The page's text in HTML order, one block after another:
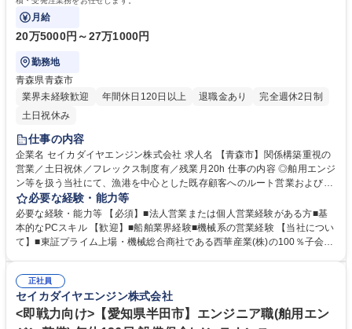
月給
20万5000円～27万1000円
勤務地
青森県青森市
業界未経験歓迎
年間休日120日以上 退職金あり
完全週休2日制
土日祝休み
仕事の内容
企業名 セイカダイヤエンジン株式会社 求人名 【青森市】関係構築重視の
営業／土日祝休／フレックス制度有／残業月20h 仕事の内容 ◎舶用エンジ
ン等を扱う当社にて、漁港を中心とした既存顧客へのルート営業および見
積・受発注業務をお任せします。 ■漁港の漁師を中心とした既存顧客を社
有車で巡回し、船舶全体に関するニーズをヒアリングの上、幅広い提案を
行います。一部新規開拓もありますが、紹介による営業が中心です。見積
書・注文書の作成、仕入れ処理などの事務業務も担当いただきます。フレ
休／フレックス制度有／残業月20h
必要な経験・能力等
必要な経験・能力等 【必須】■法人営業または個人営業経験がある方■基
本的なPCスキル 【歓迎】■船舶業界経験■機械系の営業経験 【当社につい
て】■東証プライム上場・機械総合商社である西華産業(株)の100％子会
部品・舟艇・関連機器の販売事業を展開しています。★20馬力～1000馬
力の舶用エンジン分野で圧倒的な強さを誇り,国内シェアは第2位！■安定
した経営基盤のもと,堅実な成長を続けています！ 学歴・資格 学歴：大学
院 大学 高専 短大 専修学校 高校 語学力： 資格：第一種運転免許普通自動
正社員
セイカダイヤエンジン株式会社
<即戦力向け>【愛知県半田市】エンジニア職(舶用エン